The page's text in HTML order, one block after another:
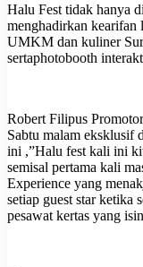
Halu Fest tidak hanya
menghadirkan kearifan
UMKM dan kuliner
sertaphotobooth
Robert Filipus
Sabtu malam eksklusif
ini ,”Halu fest kali ini
semisal pertama kali
Experience yang
setiap guest star ketika
pesawat kertas yang